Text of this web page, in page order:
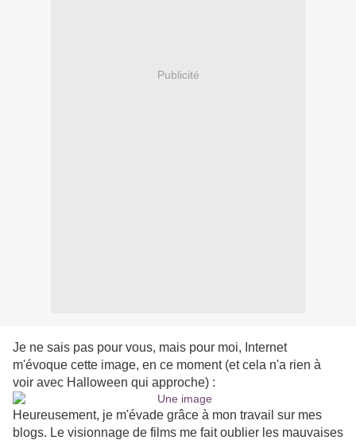
Publicité
Je ne sais pas pour vous, mais pour moi, Internet
m'évoque cette image, en ce moment (et cela n'a rien à
voir avec Halloween qui approche) :
Heureusement, je m'évade grâce à mon travail sur mes
blogs. Le visionnage de films me fait oublier les mauvaises